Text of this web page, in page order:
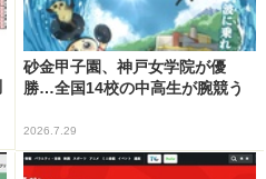
砂金甲子園、神戸女学院が優
勝…全国14校の中高生が腕競う
2026.7.29